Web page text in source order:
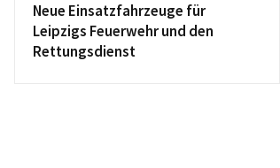
Neue Einsatzfahrzeuge für
Leipzigs Feuerwehr und den
Rettungsdienst